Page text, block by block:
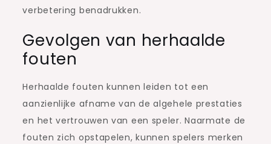
verbetering benadrukken.
Gevolgen van herhaalde
fouten
Herhaalde fouten kunnen leiden tot een
aanzienlijke afname van de algehele prestaties
en het vertrouwen van een speler. Naarmate de
fouten zich opstapelen, kunnen spelers merken